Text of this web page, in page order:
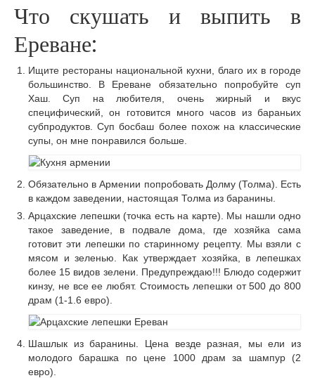
Что скушать и выпить в
Ереване:
Ищите рестораны национальной кухни, благо их в городе
большинство. В Ереване обязательно попробуйте суп
Хаш. Суп на любителя, очень жирный и вкус
специфический, он готовится много часов из бараньих
субпродуктов. Суп босбаш более похож на классические
супы, он мне понравился больше.
Обязательно в Армении попробовать Долму (Толма). Есть
в каждом заведении, настоящая Толма из баранины.
Арцахские лепешки (точка есть на карте). Мы нашли одно
такое заведение, в подвале дома, где хозяйка сама
готовит эти лепешки по старинному рецепту. Мы взяли с
мясом и зеленью. Как утверждает хозяйка, в лепешках
более 15 видов зелени. Предупреждаю!!! Блюдо содержит
кинзу, не все ее любят. Стоимость лепешки от 500 до 800
драм (1-1.6 евро).
Шашлык из баранины. Цена везде разная, мы ели из
молодого барашка по цене 1000 драм за шампур (2
евро).